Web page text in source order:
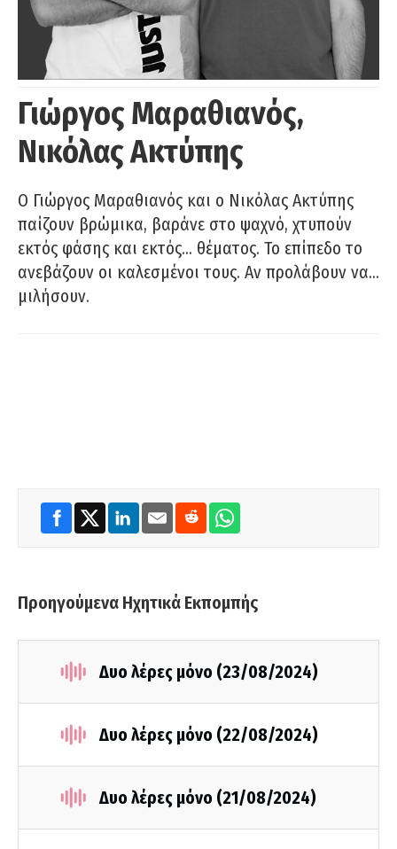
Γιώργος Μαραθιανός,
Νικόλας Ακτύπης
Ο Γιώργος Μαραθιανός και ο Νικόλας Ακτύπης
παίζουν βρώμικα, βαράνε στο ψαχνό, χτυπούν
εκτός φάσης και εκτός… θέματος. Το επίπεδο το
ανεβάζουν οι καλεσμένοι τους. Αν προλάβουν να…
μιλήσουν.
Προηγούμενα Ηχητικά Εκπομπής
Δυο λέρες μόνο (23/08/2024)
Δυο λέρες μόνο (22/08/2024)
Δυο λέρες μόνο (21/08/2024)